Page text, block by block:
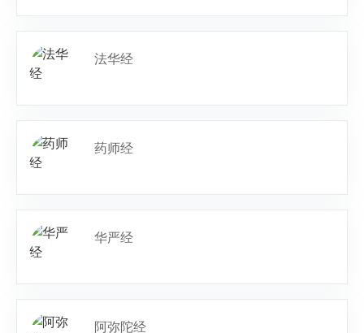
法华经
药师经
华严经
阿弥陀经